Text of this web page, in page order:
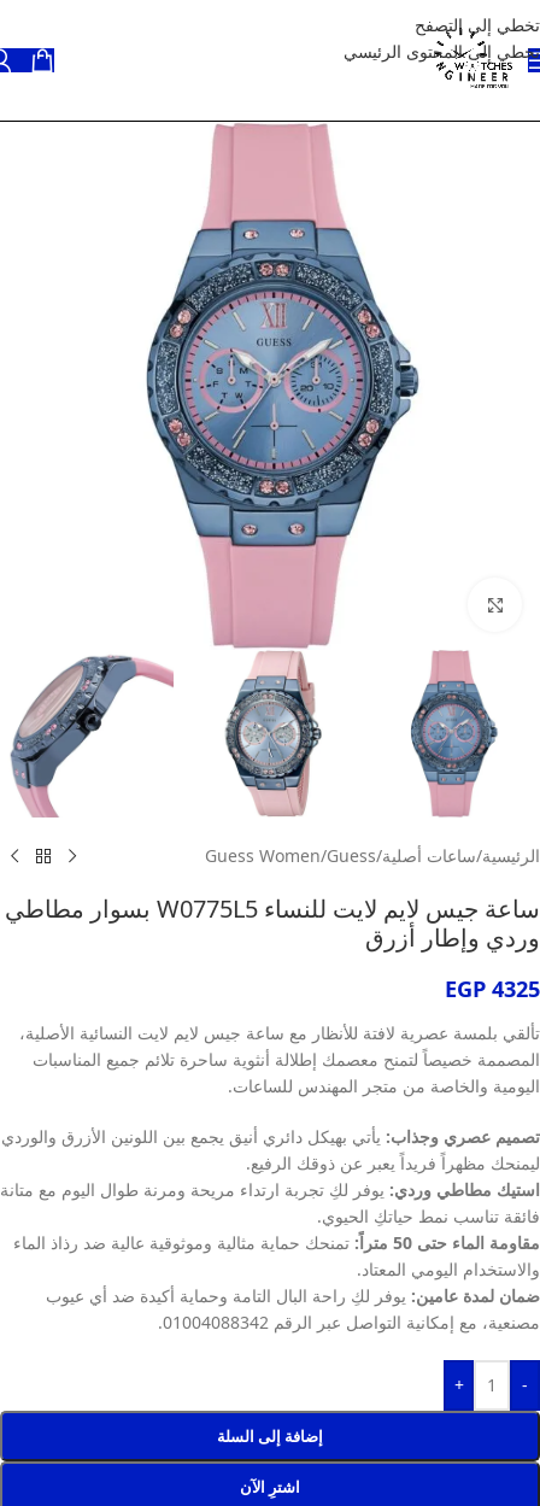
تخطي إلى التصفح
تخطي إلى المحتوى الرئيسي
الرئيسية/ساعات أصلية/
Guess
/
Guess Women
ساعة جيس لايم لايت للنساء W0775L5 بسوار مطاطي
وردي وإطار أزرق
EGP 4325
تألقي بلمسة عصرية لافتة للأنظار مع ساعة جيس لايم لايت النسائية الأصلية،
المصممة خصيصاً لتمنح معصمك إطلالة أنثوية ساحرة تلائم جميع المناسبات
اليومية والخاصة من متجر المهندس للساعات.
تصميم عصري وجذاب: يأتي بهيكل دائري أنيق يجمع بين اللونين الأزرق والوردي
ليمنحك مظهراً فريداً يعبر عن ذوقك الرفيع.
استيك مطاطي وردي: يوفر لكِ تجربة ارتداء مريحة ومرنة طوال اليوم مع متانة
فائقة تناسب نمط حياتكِ الحيوي.
مقاومة الماء حتى 50 متراً:
تمنحك حماية مثالية وموثوقية عالية ضد رذاذ الماء
والاستخدام اليومي المعتاد.
ضمان لمدة عامين: يوفر لكِ راحة البال التامة وحماية أكيدة ضد أي عيوب
مصنعية، مع إمكانية التواصل عبر الرقم 01004088342.
-
+
إضافة إلى السلة
اشترِ الآن